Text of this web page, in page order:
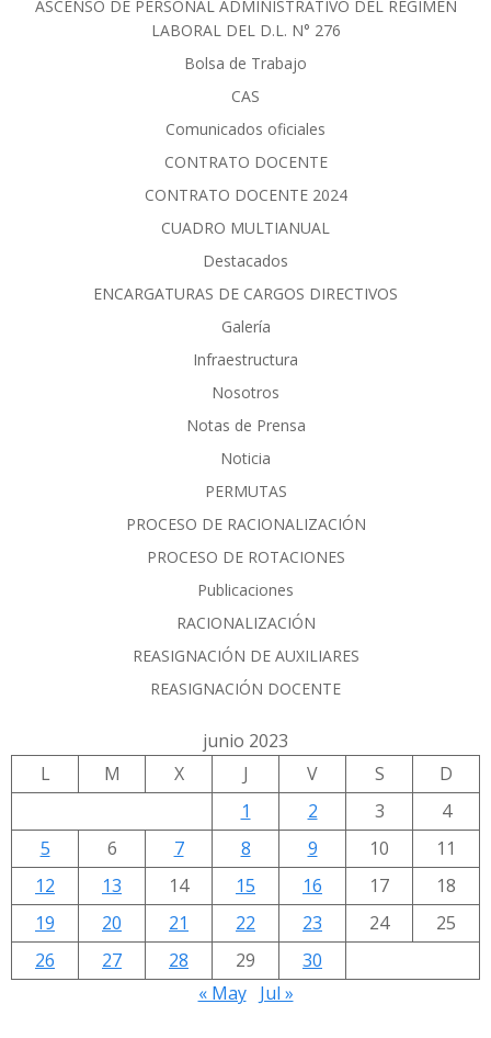
ASCENSO DE PERSONAL ADMINISTRATIVO DEL RÈGIMEN
LABORAL DEL D.L. N° 276
Bolsa de Trabajo
CAS
Comunicados oficiales
CONTRATO DOCENTE
CONTRATO DOCENTE 2024
CUADRO MULTIANUAL
Destacados
ENCARGATURAS DE CARGOS DIRECTIVOS
Galería
Infraestructura
Nosotros
Notas de Prensa
Noticia
PERMUTAS
PROCESO DE RACIONALIZACIÓN
PROCESO DE ROTACIONES
Publicaciones
RACIONALIZACIÓN
REASIGNACIÓN DE AUXILIARES
REASIGNACIÓN DOCENTE
junio 2023
L
M X J V S
D
1
2 3
4
5
6 7 8 9 10
11
12
13 14 15 16 17
18
19
20 21 22 23 24
25
26
27 28 29
30
« May
Jul »